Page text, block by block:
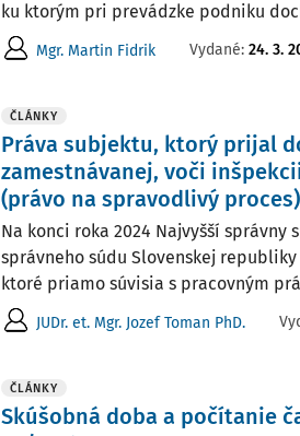
ku ktorým pri prevádzke podniku
Mgr. Martin Fidrik Vydané: 24. 3.
ČLÁNKY
Práva subjektu, ktorý prijal
zamestnávanej, voči
(právo na spravodlivý proces)
Na konci roka 2024 Najvyšší správny
správneho súdu Slovenskej
ktoré priamo súvisia s pracovným
JUDr. et. Mgr. Jozef Toman PhD.
ČLÁNKY
Skúšobná doba a počítanie